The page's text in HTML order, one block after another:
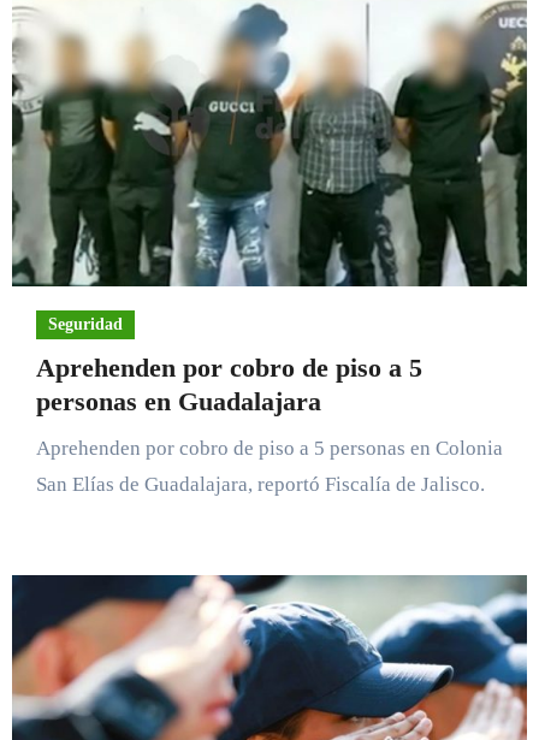
Seguridad
Aprehenden por cobro de piso a 5
personas en Guadalajara
Aprehenden por cobro de piso a 5 personas en Colonia
San Elías de Guadalajara, reportó Fiscalía de Jalisco.